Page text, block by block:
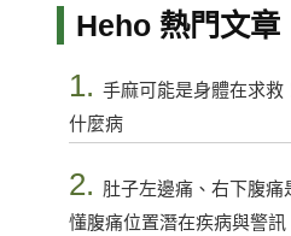
Heho 熱門文章
1. 手麻可能是身體在求救
什麼病
2. 肚子左邊痛、右下腹
懂腹痛位置潛在疾病與警訊